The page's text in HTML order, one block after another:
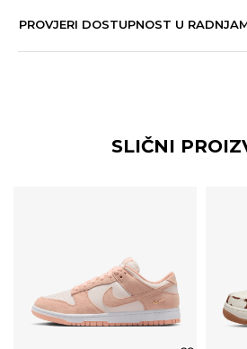
PROVJERI DOSTUPNOST U
SLIČNI